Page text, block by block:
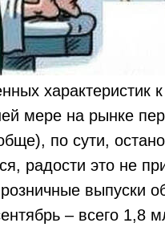
характеристик к
мере на рынке
по сути,
радости это не
выпуски
– всего 1,8